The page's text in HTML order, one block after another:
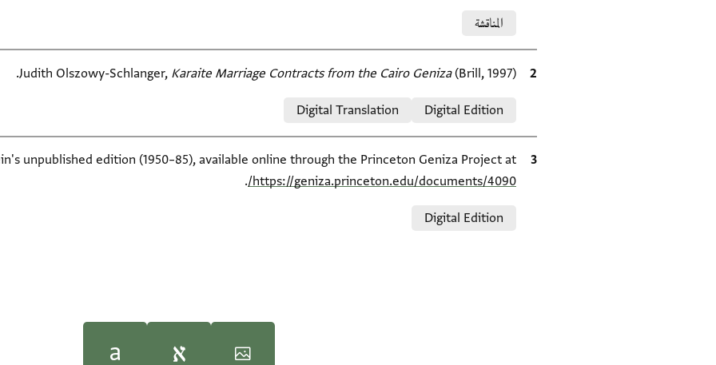
المناقشة
الاقتباس المرجعي Judith Olszowy-Schlanger, Karaite Marriage Contracts from the Cairo Geniza(Brill, 1997).
Digital Edition
Digital Translation
الاقتباس المرجعي
unpublished edition (1950–85), available online through the Princeton Geniza Project at
https://geniza.princeton.edu/documents/4090/
.
Digital Edition